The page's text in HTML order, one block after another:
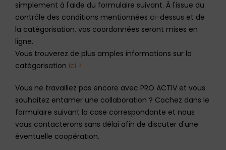
simplement à l'aide du formulaire suivant. À l'issue du
contrôle des conditions mentionnées ci-dessus et de
la catégorisation, vos coordonnées seront mises en
ligne.
Vous trouverez de plus amples informations sur la
catégorisation ici >
Vous ne travaillez pas encore avec PRO ACTIV et vous
souhaitez entamer une collaboration ? Cochez dans le
formulaire suivant la case correspondante et nous
vous contacterons sans délai afin de discuter d'une
éventuelle coopération.